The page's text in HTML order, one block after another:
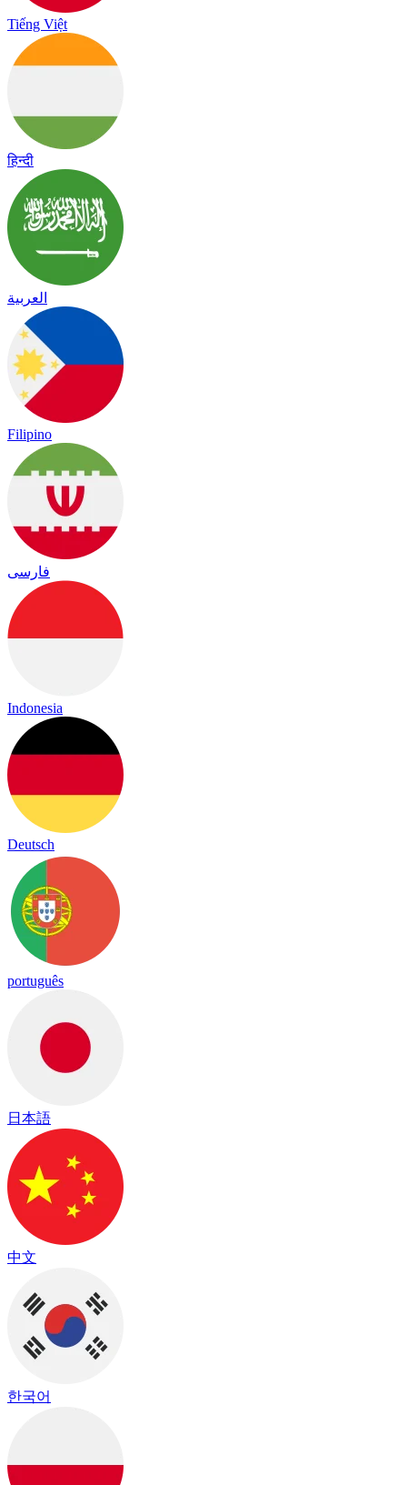
Tiếng Việt
हिन्दी
العربية
Filipino
فارسی
Indonesia
Deutsch
português
日本語
中文
한국어